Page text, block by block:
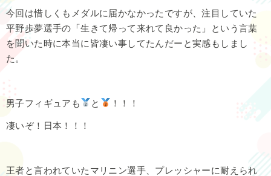
今回は惜しくもメダルに届かなかったですが、注目していた
平野歩夢選手の「生きて帰って来れて良かった」という言葉
を聞いた時に本当に皆凄い事してたんだーと実感もしまし
た。
男子フィギュアも と ！！！
凄いぞ！日本！！！
王者と言われていたマリニン選手、プレッシャーに耐えられ